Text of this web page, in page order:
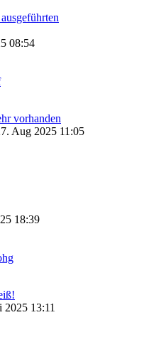
08:54
vorhanden
Aug 2025 11:05
18:39
13:11